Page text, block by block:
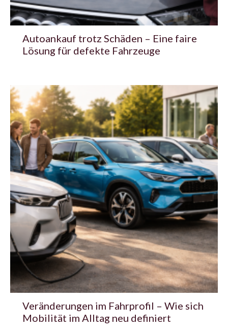
Autoankauf trotz Schäden – Eine faire
Lösung für defekte Fahrzeuge
Veränderungen im Fahrprofil – Wie sich
Mobilität im Alltag neu definiert